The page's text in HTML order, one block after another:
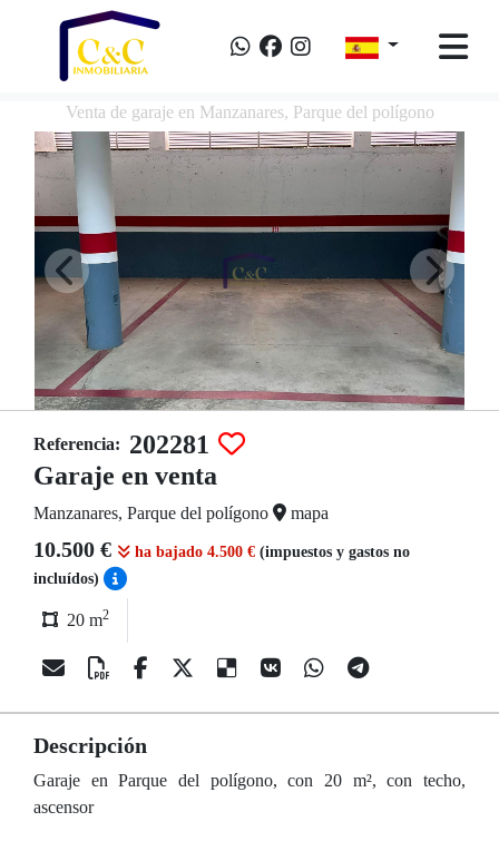
Venta de garaje en Manzanares, Parque del polígono
Referencia: 202281
Garaje en venta
Manzanares, Parque del polígono mapa
10.500 € ha bajado 4.500 € (impuestos y gastos no
incluídos)
20 m2
Descripción
Garaje en Parque del polígono, con 20 m², con techo,
ascensor